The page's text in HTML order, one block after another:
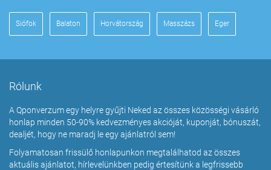
Siófok Balaton Horvátország Masszázs Eger
Rólunk
A Qponverzum egy helyre gyűjti Neked az összes közösségi vásárló
honlap minden 50-90% kedvezményes akcióját, kuponját, bónuszát,
dealjét, hogy ne maradj le egy ajánlatról sem!
Folyamatosan frissülő honlapunkon megtalálhatod az összes
aktuális ajánlatot, hírlevelünkben pedig értesítünk a legfrissebb